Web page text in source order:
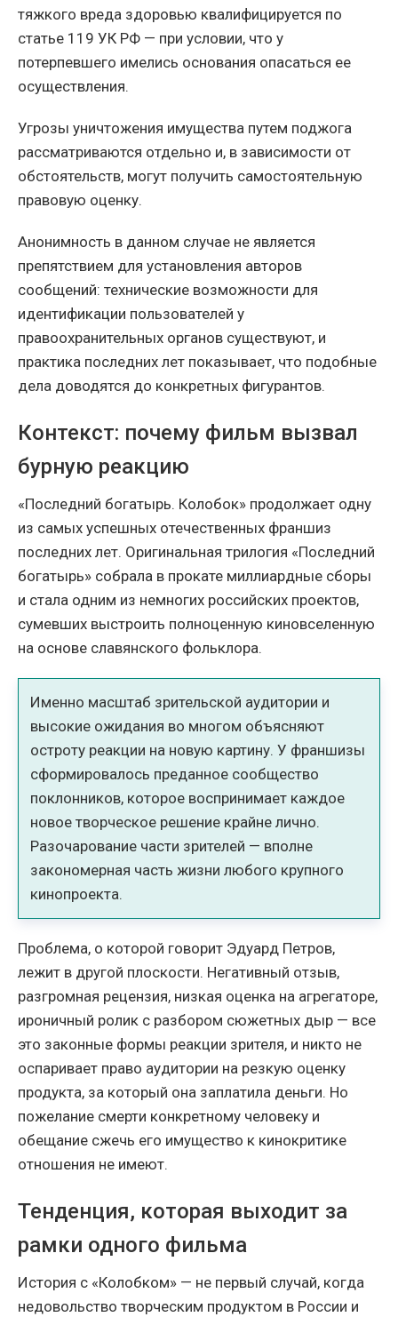
тяжкого вреда здоровью квалифицируется по
статье 119 УК РФ — при условии, что у
потерпевшего имелись основания опасаться ее
осуществления.
Угрозы уничтожения имущества путем поджога
рассматриваются отдельно и, в зависимости от
обстоятельств, могут получить самостоятельную
правовую оценку.
Анонимность в данном случае не является
препятствием для установления авторов
сообщений: технические возможности для
идентификации пользователей у
правоохранительных органов существуют, и
практика последних лет показывает, что подобные
дела доводятся до конкретных фигурантов.
Контекст: почему фильм вызвал
бурную реакцию
«Последний богатырь. Колобок» продолжает одну
из самых успешных отечественных франшиз
последних лет. Оригинальная трилогия «Последний
богатырь» собрала в прокате миллиардные сборы
и стала одним из немногих российских проектов,
сумевших выстроить полноценную киновселенную
на основе славянского фольклора.
Именно масштаб зрительской аудитории и
высокие ожидания во многом объясняют
остроту реакции на новую картину. У франшизы
сформировалось преданное сообщество
поклонников, которое воспринимает каждое
новое творческое решение крайне лично.
Разочарование части зрителей — вполне
закономерная часть жизни любого крупного
кинопроекта.
Проблема, о которой говорит Эдуард Петров,
лежит в другой плоскости. Негативный отзыв,
разгромная рецензия, низкая оценка на агрегаторе,
ироничный ролик с разбором сюжетных дыр — все
это законные формы реакции зрителя, и никто не
оспаривает право аудитории на резкую оценку
продукта, за который она заплатила деньги. Но
пожелание смерти конкретному человеку и
обещание сжечь его имущество к кинокритике
отношения не имеют.
Тенденция, которая выходит за
рамки одного фильма
История с «Колобком» — не первый случай, когда
недовольство творческим продуктом в России и